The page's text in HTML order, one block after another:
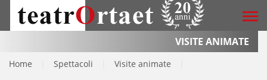
VISITE ANIMATE
Home Spettacoli Visite animate